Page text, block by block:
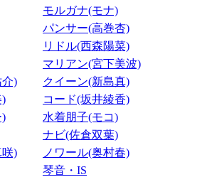
モルガナ(モナ)
パンサー(高巻杏)
リドル(西森陽菜)
マリアン(宮下美波)
)
クイーン(新島真)
)
コード(坂井綾香)
)
水着朋子(モコ)
ナビ(佐倉双葉)
)
ノワール(奥村春)
琴音・IS